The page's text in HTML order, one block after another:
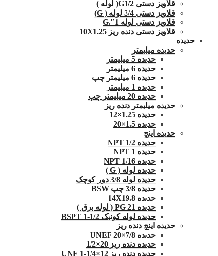
قلاویز دستی G1/2( لوله )
قلاویز دستی 3/4 لوله ( G)
قلاویز دستی لوله 1″.G
قلاویز دستی دنده ریز 10X1.25
حدیده
حدیده میلیمتر
حدیده 5 میلیمتر
حدیده 6 میلیمتر
حدیده 6 میلیمتر چپ
حدیده 1 میلیمتر
حدیده 20 میلیمتر چپ
حدیده میلیمتر دنده ریز
حدیده 1.25×12
حدیده 1.5×20
حدیده اینچ
حدیده 1/2 NPT
حدیده NPT 1
حدیده 1/16 NPT
حدیده لوله ( G )
حدیده لوله 3/8 دور کوچک
حدیده 3/8 چپ BSW
حدیده 14X19.8
حدیده 21 PG ( لوله برق )
حدیده لوله کونیک 1/2-1 BSPT
حدیده اینچ دنده ریز
حدیده UNEF 20×7/8
حدیده دنده ریز 20×1/2
حدیده دنده ریز 12×1/4-1 UNF